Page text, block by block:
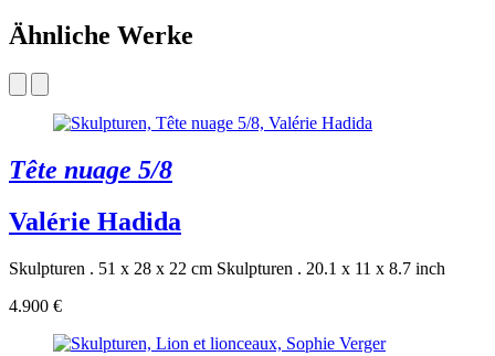
Ähnliche Werke
Tête nuage 5/8
Valérie Hadida
Skulpturen . 51 x 28 x 22 cm Skulpturen . 20.1 x 11 x 8.7 inch
4.900 €